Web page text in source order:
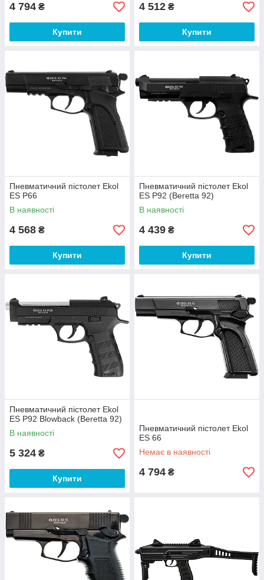
4 794 ₴
Купити
4 512 ₴
Купити
Пневматичний пістолет Ekol
ES P66
В наявності
4 568 ₴
Купити
Пневматичний пістолет Ekol
ES P92 (Beretta 92)
В наявності
4 439 ₴
Купити
Пневматичний пістолет Ekol
ES P92 Blowback (Beretta 92)
В наявності
5 324 ₴
Купити
Пневматичний пістолет Ekol
ES 66
Немає в наявності
4 794 ₴